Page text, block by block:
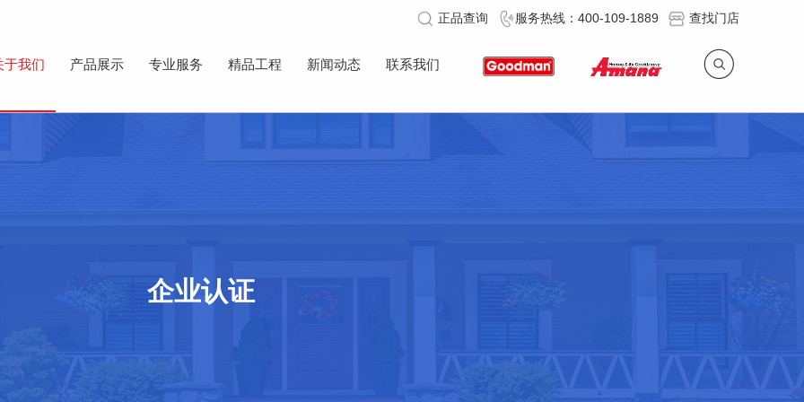
查找门店
服务热线：400-109-1889
正品查询
于我们 产品展示 专业服务 精品工程 新闻动态 联系我们
企业认证